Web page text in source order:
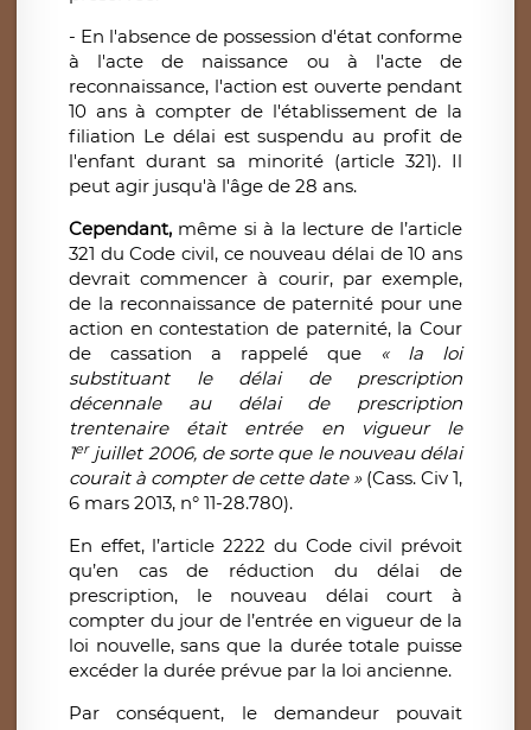
- En l'absence de possession d'état conforme
à l'acte de naissance ou à l'acte de
reconnaissance, l'action est ouverte pendant
10 ans à compter de l'établissement de la
filiation Le délai est suspendu au profit de
l'enfant durant sa minorité (article 321). Il
peut agir jusqu'à l'âge de 28 ans.
Cependant, même si à la lecture de l’article
321 du Code civil, ce nouveau délai de 10 ans
devrait commencer à courir, par exemple,
de la reconnaissance de paternité pour une
action en contestation de paternité, la Cour
de cassation a rappelé que
« la loi
substituant le délai de prescription
décennale au délai de prescription
trentenaire était entrée en vigueur le
1erjuillet 2006, de sorte que le nouveau délai
courait à compter de cette date »(Cass. Civ 1,
6 mars 2013, n° 11-28.780).
En effet, l’article 2222 du Code civil prévoit
qu’en cas de réduction du délai de
prescription, le nouveau délai court à
compter du jour de l’entrée en vigueur de la
loi nouvelle, sans que la durée totale puisse
excéder la durée prévue par la loi ancienne.
Par conséquent, le demandeur pouvait